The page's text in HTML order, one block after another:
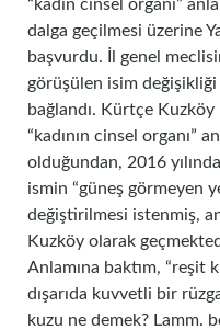
“kadın cinsel organı”
dalga geçilmesi üzerine
başvurdu. İl genel
görüşülen isim
bağlandı. Kürtçe
“kadının cinsel organı”
olduğundan, 2016
ismin “güneş görmeyen
değiştirilmesi istenmiş,
Kuzköy olarak
Anlamına baktım, “reşit
dışarıda kuvvetli bir
kuzu ne demek? Lamm.